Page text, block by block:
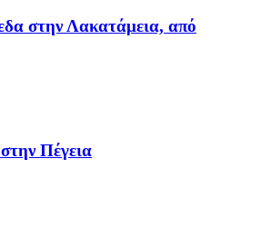
στην Λακατάμεια, από
Πέγεια